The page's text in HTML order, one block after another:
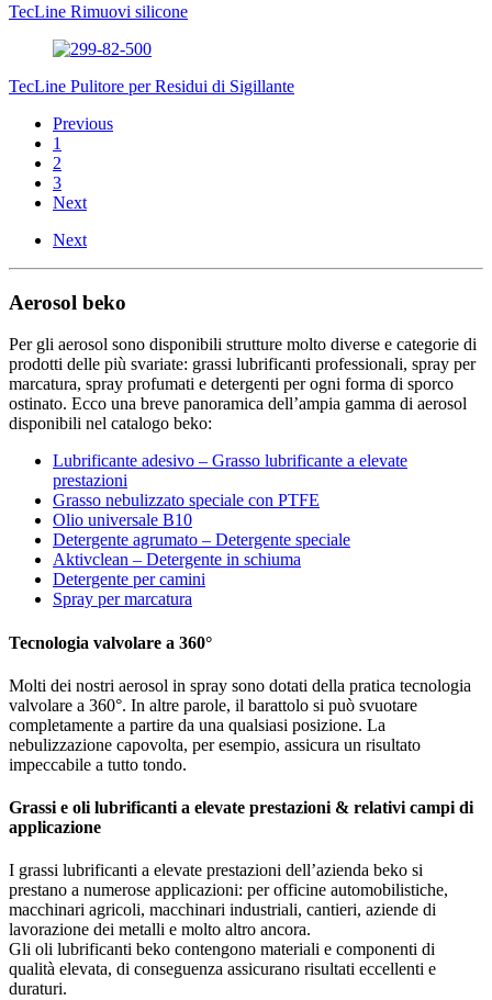
TecLine Rimuovi silicone
TecLine Pulitore per Residui di Sigillante
Previous
1
2
3
Next
Next
Aerosol beko
Per gli aerosol sono disponibili strutture molto diverse e categorie di
prodotti delle più svariate: grassi lubrificanti professionali, spray per
marcatura, spray profumati e detergenti per ogni forma di sporco
ostinato. Ecco una breve panoramica dell’ampia gamma di aerosol
disponibili nel catalogo beko:
Lubrificante adesivo – Grasso lubrificante a elevate
prestazioni
Grasso nebulizzato speciale con PTFE
Olio universale B10
Detergente agrumato – Detergente speciale
Aktivclean – Detergente in schiuma
Detergente per camini
Spray per marcatura
Tecnologia valvolare a 360°
Molti dei nostri aerosol in spray sono dotati della pratica tecnologia
valvolare a 360°. In altre parole, il barattolo si può svuotare
completamente a partire da una qualsiasi posizione. La
nebulizzazione capovolta, per esempio, assicura un risultato
impeccabile a tutto tondo.
Grassi e oli lubrificanti a elevate prestazioni & relativi campi di
applicazione
I grassi lubrificanti a elevate prestazioni dell’azienda beko si
prestano a numerose applicazioni: per officine automobilistiche,
macchinari agricoli, macchinari industriali, cantieri, aziende di
lavorazione dei metalli e molto altro ancora.
Gli oli lubrificanti beko contengono materiali e componenti di
qualità elevata, di conseguenza assicurano risultati eccellenti e
duraturi.